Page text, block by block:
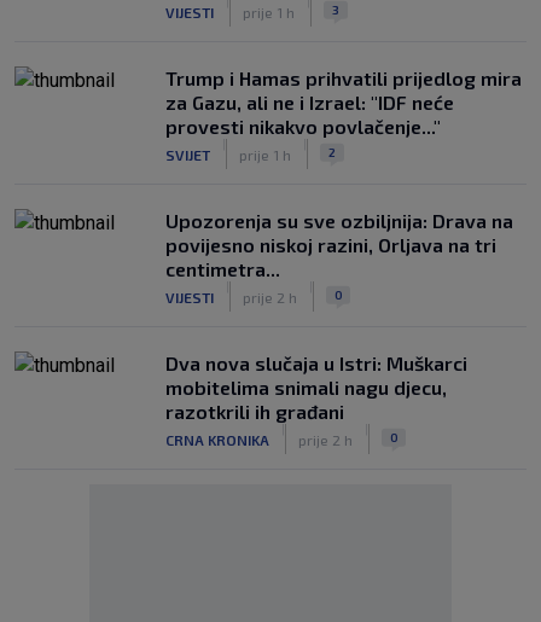
VIJESTI prije 1 h 3
Trump i Hamas prihvatili prijedlog mira
za Gazu, ali ne i Izrael: "IDF neće
provesti nikakvo povlačenje..."
SVIJET prije 1 h 2
Upozorenja su sve ozbiljnija: Drava na
povijesno niskoj razini, Orljava na tri
centimetra...
VIJESTI prije 2 h 0
Dva nova slučaja u Istri: Muškarci
mobitelima snimali nagu djecu,
razotkrili ih građani
CRNA KRONIKA prije 2 h 0